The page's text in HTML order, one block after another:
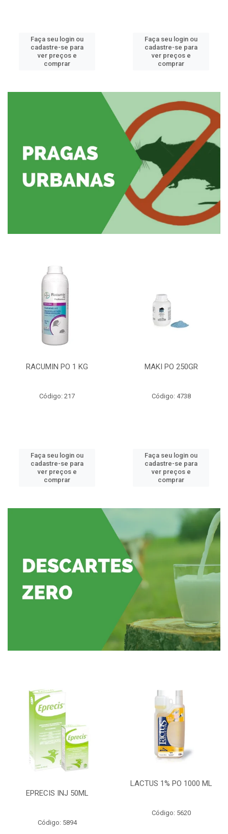
Faça seu login ou
cadastre-se para
ver preços e
comprar
Faça seu login ou
cadastre-se para
ver preços e
comprar
RACUMIN PO 1 KG
Código: 217
Faça seu login ou
cadastre-se para
ver preços e
comprar
MAKI PO 250GR
Código: 4738
Faça seu login ou
cadastre-se para
ver preços e
comprar
EPRECIS INJ 50ML
Código: 5894
LACTUS 1% PO 1000 ML
Código: 5620